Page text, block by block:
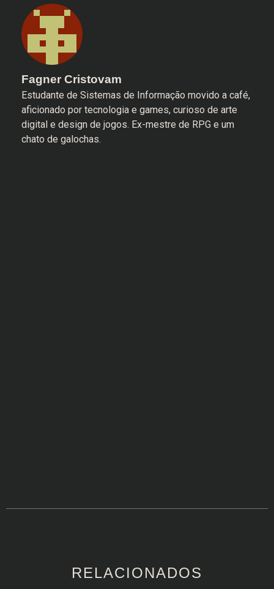
Fagner Cristovam
Estudante de Sistemas de Informação movido a café,
aficionado por tecnologia e games, curioso de arte
digital e design de jogos. Ex-mestre de RPG e um
chato de galochas.
RELACIONADOS